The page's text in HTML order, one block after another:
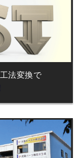
工法変換で